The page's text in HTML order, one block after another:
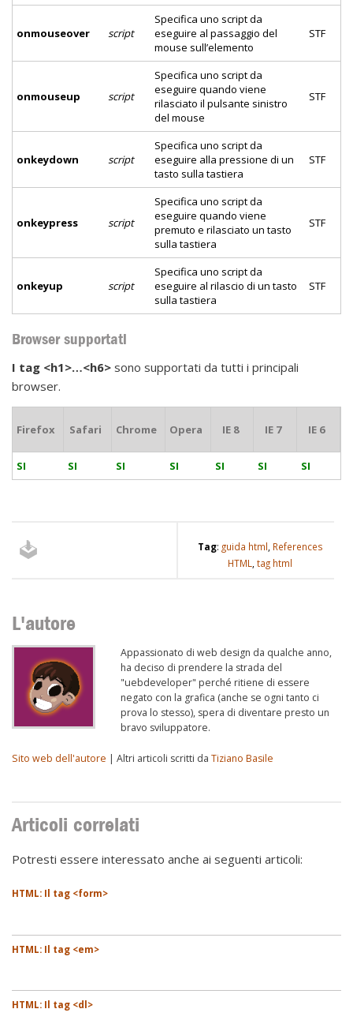
onmouseover script
Specifica uno script da
eseguire al passaggio del
mouse sull’elemento
STF
onmouseup script
Specifica uno script da
eseguire quando viene
rilasciato il pulsante sinistro
del mouse
STF
onkeydown script
Specifica uno script da
eseguire alla pressione di un
tasto sulla tastiera
STF
onkeypress script
Specifica uno script da
eseguire quando viene
premuto e rilasciato un tasto
sulla tastiera
STF
onkeyup script
Specifica uno script da
eseguire al rilascio di un tasto
sulla tastiera
STF
Browser supportati
I tag <h1>…<h6> sono supportati da tutti i principali
browser.
Firefox Safari Chrome Opera IE 8 IE 7 IE 6
SI SI SI SI SI SI SI
Tag: guida html References
HTML
,tag html
L'autore
Appassionato di web design da qualche anno,
ha deciso di prendere la strada del
"uebdeveloper" perché ritiene di essere
negato con la grafica (anche se ogni tanto ci
prova lo stesso), spera di diventare presto un
bravo sviluppatore.
Sito web dell'autore | Altri articoli scritti da Tiziano Basile
Articoli correlati
Potresti essere interessato anche ai seguenti articoli:
HTML: Il tag <form>
HTML: Il tag <em>
HTML: Il tag <dl>